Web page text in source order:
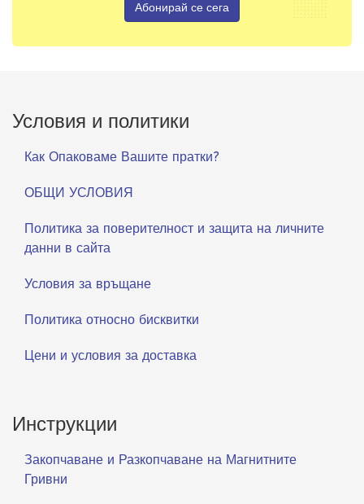
Условия и политики
Как Опаковаме Вашите пратки?
ОБЩИ УСЛОВИЯ
Политика за поверителност и защита на личните
данни в сайта
Условия за връщане
Политика относно бисквитки
Цени и условия за доставка
Инструкции
Закопчаване и Разкопчаване на Магнитните
Гривни